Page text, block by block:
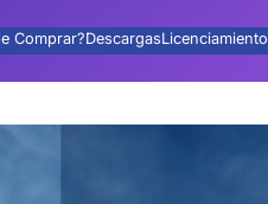
Comprar?DescargasLicenciamiento